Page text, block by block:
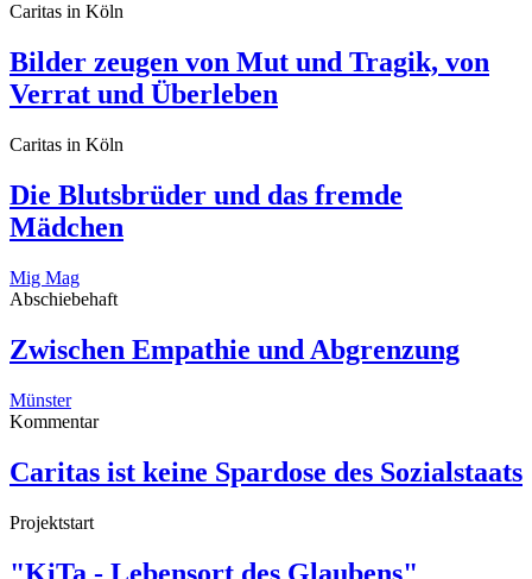
Caritas in Köln
Bilder zeugen von Mut und Tragik, von
Verrat und Überleben
Caritas in Köln
Die Blutsbrüder und das fremde
Mädchen
Mig Mag
Abschiebehaft
Zwischen Empathie und Abgrenzung
Münster
Kommentar
Caritas ist keine Spardose des Sozialstaats
Projektstart
"KiTa - Lebensort des Glaubens"